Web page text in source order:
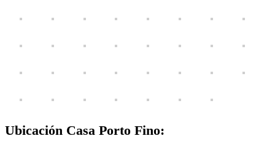
Ubicación Casa Porto Fino: